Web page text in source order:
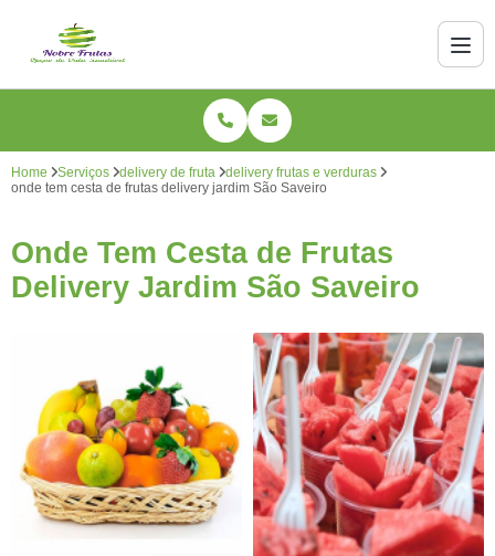
Home Serviços delivery de fruta
delivery frutas e verduras
onde tem cesta de frutas delivery jardim São Saveiro
Onde Tem Cesta de Frutas
Delivery Jardim São Saveiro